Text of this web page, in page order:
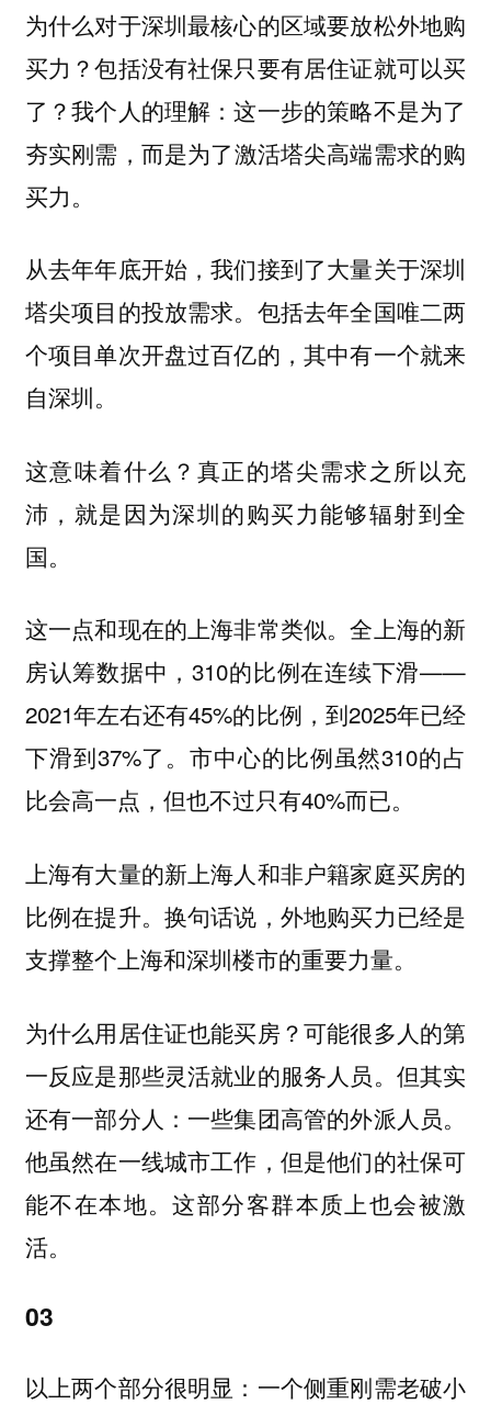
为什么对于深圳最核心的区域要放松外地购
买力？包括没有社保只要有居住证就可以买
了？我个人的理解：这一步的策略不是为了
夯实刚需，而是为了激活塔尖高端需求的购
买力。
从去年年底开始，我们接到了大量关于深圳
塔尖项目的投放需求。包括去年全国唯二两
个项目单次开盘过百亿的，其中有一个就来
自深圳。
这意味着什么？真正的塔尖需求之所以充
沛，就是因为深圳的购买力能够辐射到全
国。
这一点和现在的上海非常类似。全上海的新
房认筹数据中，310的比例在连续下滑——
2021年左右还有45%的比例，到2025年已经
下滑到37%了。市中心的比例虽然310的占
比会高一点，但也不过只有40%而已。
上海有大量的新上海人和非户籍家庭买房的
比例在提升。换句话说， 外地购买力已经是
支撑整个上海和深圳楼市的重要力量。
为什么用居住证也能买房？可能很多人的第
一反应是那些灵活就业的服务人员。但其实
还有一部分人：一些集团高管的外派人员。
他虽然在一线城市工作，但是他们的社保可
能不在本地。这部分客群本质上也会被激
活。
03
以上两个部分很明显：一个侧重刚需老破小